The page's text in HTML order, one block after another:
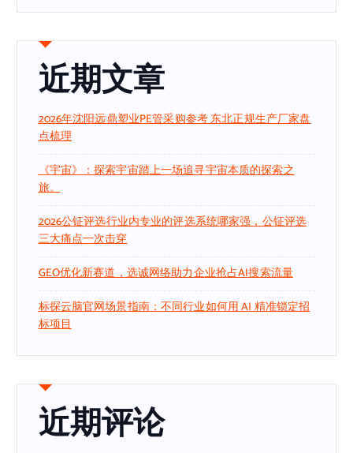
近期文章
2026年沈阳远鼎塑业PE管采购参考 东北正规生产厂家盘
点梳理
《宇宙》：探索宇宙踏上一场追寻宇宙本质的探索之
旅。
2026公钲评选行业内专业的评选系统哪家强，公钲评选
三大痛点一次击穿
GEO优化新赛道，选诚网络助力企业抢占AI搜索流量
标探云脑官网场景指南：不同行业如何用 AI 精准锁定招
标项目
近期评论